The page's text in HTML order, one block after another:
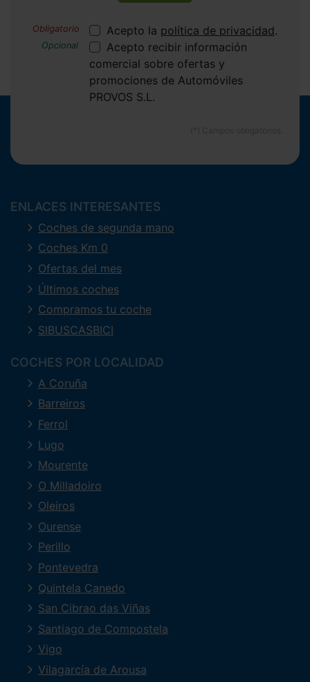
Acepto la política de privacidad.
Acepto recibir información
comercial sobre ofertas y
promociones de Automóviles
PROVOS S.L.
ENLACES INTERESANTES
Coches de segunda mano
Coches Km 0
Ofertas del mes
Últimos coches
Compramos tu coche
SIBUSCASBICI
COCHES POR LOCALIDAD
A Coruña
Barreiros
Ferrol
Lugo
Mourente
O Milladoiro
Oleiros
Ourense
Perillo
Pontevedra
Quintela Canedo
San Cibrao das Viñas
Santiago de Compostela
Vigo
Vilagarcía de Arousa